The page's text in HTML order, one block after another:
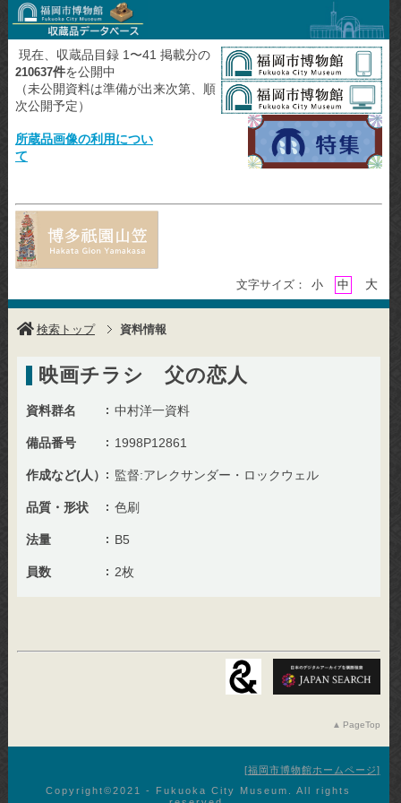
現在、収蔵品目録 1〜41 掲載分の
210637件を公開中
（未公開資料は準備が出来次第、順
次公開予定）
所蔵品画像の利用につい
て
文字サイズ： 小 中 大
検索トップ 資料情報
映画チラシ 父の恋人
資料群名 中村洋一資料
備品番号 1998P12861
作成など(人） 監督:アレクサンダー・ロックウェル
品質・形状 色刷
法量 B5
員数 2枚
PageTop
福岡市博物館ホームページ
Copyright©︎2021 - Fukuoka City Museum. All rights